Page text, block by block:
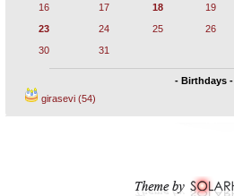
16
17 18 19
23
24 25 26
30
31
- Birthdays -
girasevi (54)